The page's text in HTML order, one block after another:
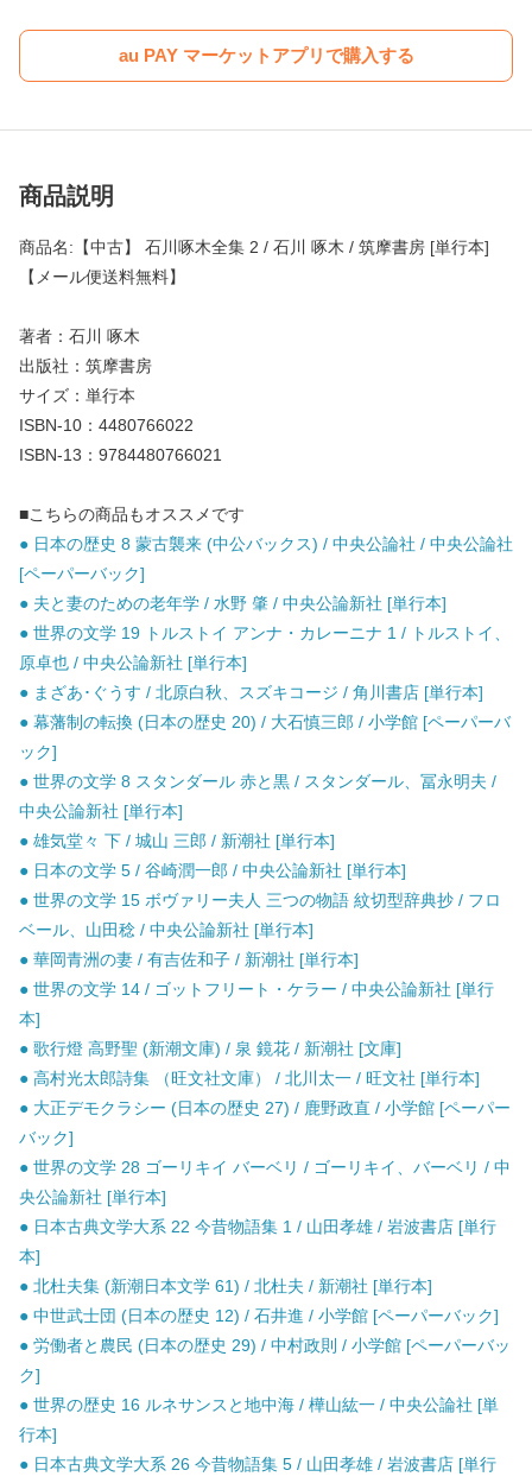
au PAY マーケットアプリで購入する
商品説明
商品名:【中古】 石川啄木全集 2 / 石川 啄木 / 筑摩書房 [単行本]
【メール便送料無料】
著者：石川 啄木
出版社：筑摩書房
サイズ：単行本
ISBN-10：4480766022
ISBN-13：9784480766021
■こちらの商品もオススメです
● 日本の歴史 8 蒙古襲来 (中公バックス) / 中央公論社 / 中央公論社
[ペーパーバック]
● 夫と妻のための老年学 / 水野 肇 / 中央公論新社 [単行本]
● 世界の文学 19 トルストイ アンナ・カレーニナ 1 / トルストイ、
原卓也 / 中央公論新社 [単行本]
● まざあ･ぐうす / 北原白秋、スズキコージ / 角川書店 [単行本]
● 幕藩制の転換 (日本の歴史 20) / 大石慎三郎 / 小学館 [ペーパーバ
ック]
● 世界の文学 8 スタンダール 赤と黒 / スタンダール、冨永明夫 /
中央公論新社 [単行本]
● 雄気堂々 下 / 城山 三郎 / 新潮社 [単行本]
● 日本の文学 5 / 谷崎潤一郎 / 中央公論新社 [単行本]
● 世界の文学 15 ボヴァリー夫人 三つの物語 紋切型辞典抄 / フロ
ベール、山田稔 / 中央公論新社 [単行本]
● 華岡青洲の妻 / 有吉佐和子 / 新潮社 [単行本]
● 世界の文学 14 / ゴットフリート・ケラー / 中央公論新社 [単行
本]
● 歌行燈 高野聖 (新潮文庫) / 泉 鏡花 / 新潮社 [文庫]
● 高村光太郎詩集 （旺文社文庫） / 北川太一 / 旺文社 [単行本]
● 大正デモクラシー (日本の歴史 27) / 鹿野政直 / 小学館 [ペーパー
バック]
● 世界の文学 28 ゴーリキイ バーベリ / ゴーリキイ、バーベリ / 中
央公論新社 [単行本]
● 日本古典文学大系 22 今昔物語集 1 / 山田孝雄 / 岩波書店 [単行
本]
● 北杜夫集 (新潮日本文学 61) / 北杜夫 / 新潮社 [単行本]
● 中世武士団 (日本の歴史 12) / 石井進 / 小学館 [ペーパーバック]
● 労働者と農民 (日本の歴史 29) / 中村政則 / 小学館 [ペーパーバッ
ク]
● 世界の歴史 16 ルネサンスと地中海 / 樺山紘一 / 中央公論社 [単
行本]
● 日本古典文学大系 26 今昔物語集 5 / 山田孝雄 / 岩波書店 [単行